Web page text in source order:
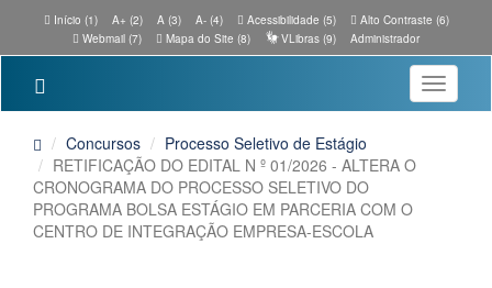
Início (1) A+ (2) A (3) A- (4) Acessibilidade (5)
Alto Contraste (6)
Webmail (7)
Mapa do Site (8) VLibras (9) Administrador
Toggle
Concursos
Processo Seletivo de Estágio
RETIFICAÇÃO DO EDITAL N º 01/2026 - ALTERA O
CRONOGRAMA DO PROCESSO SELETIVO DO
PROGRAMA BOLSA ESTÁGIO EM PARCERIA COM O
CENTRO DE INTEGRAÇÃO EMPRESA-ESCOLA